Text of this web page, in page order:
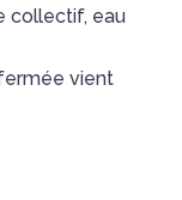
collectif, eau
vient